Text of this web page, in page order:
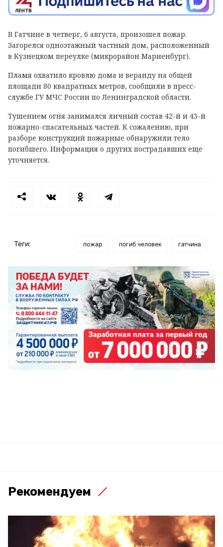
В Гатчине в четверг, 6 августа, произошел пожар.
Загорелся одноэтажный частный дом, расположенный
в Кузнецком переулке (микрорайон Мариенбург).
Пламя охватило кровлю дома и веранду на общей
площади 80 квадратных метров, сообщили в пресс-
службе ГУ МЧС России по Ленинградской области.
Тушением огня занимался личный состав 42-й и 43-й
пожарно-спасательных частей. К сожалению, при
разборе конструкций пожарные обнаружили тело
погибшего. Информация о других пострадавших еще
уточняется.
Теги: пожар погиб человек гатчина
Рекомендуем